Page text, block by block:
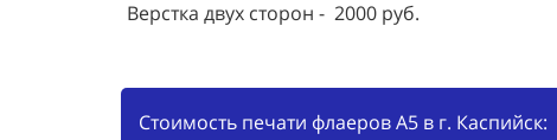
Верстка двух сторон - 2000 руб.
Стоимость печати флаеров А5 в г. Каспийск: